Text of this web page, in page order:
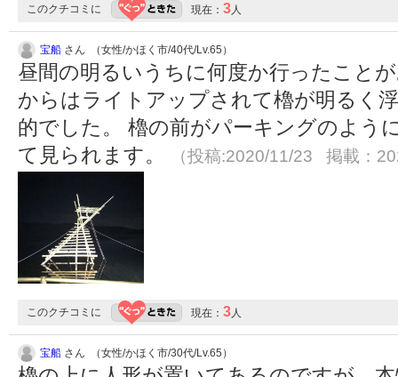
このクチコミに 現在： 3人
宝船 さん （女性/かほく市/40代/Lv.65）
昼間の明るいうちに何度か行ったこと
からはライトアップされて櫓が明るく
的でした。 櫓の前がパーキングのよう
て見られます。
（投稿:2020/11/23 掲載：
このクチコミに 現在： 3人
宝船 さん （女性/かほく市/30代/Lv.65）